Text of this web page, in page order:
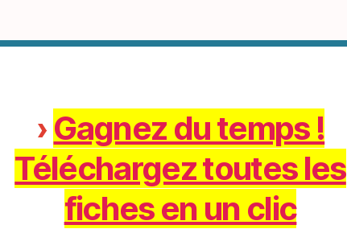
›Gagnez du temps !
Téléchargez toutes les
fiches en un clic